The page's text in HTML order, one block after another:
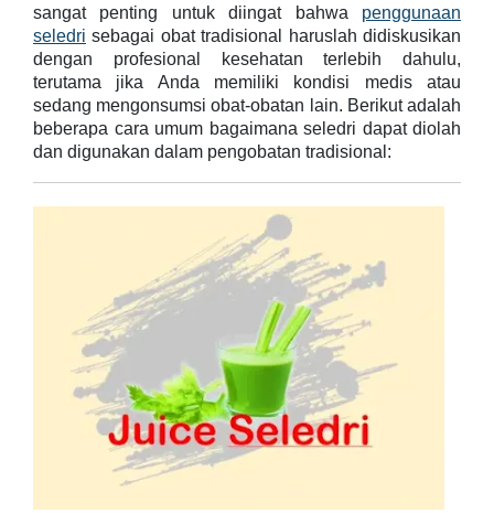
sangat penting untuk diingat bahwa penggunaan
seledri sebagai obat tradisional haruslah didiskusikan
dengan profesional kesehatan terlebih dahulu,
terutama jika Anda memiliki kondisi medis atau
sedang mengonsumsi obat-obatan lain. Berikut adalah
beberapa cara umum bagaimana seledri dapat diolah
dan digunakan dalam pengobatan tradisional: